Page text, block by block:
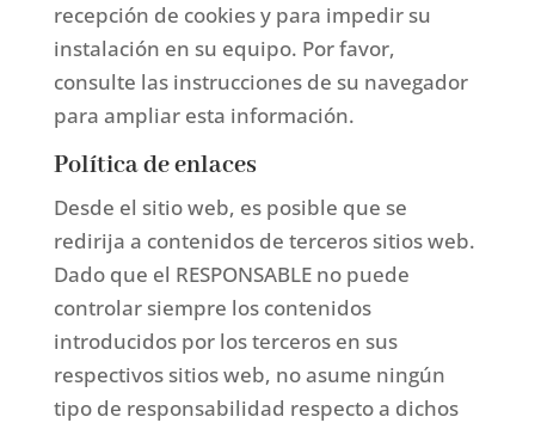
recepción de cookies y para impedir su
instalación en su equipo. Por favor,
consulte las instrucciones de su navegador
para ampliar esta información.
Política de enlaces
Desde el sitio web, es posible que se
redirija a contenidos de terceros sitios web.
Dado que el RESPONSABLE no puede
controlar siempre los contenidos
introducidos por los terceros en sus
respectivos sitios web, no asume ningún
tipo de responsabilidad respecto a dichos